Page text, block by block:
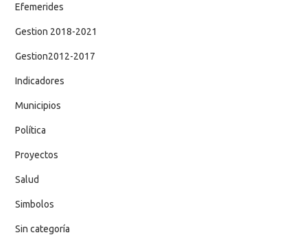
Efemerides
Gestion 2018-2021
Gestion2012-2017
Indicadores
Municipios
Política
Proyectos
Salud
Simbolos
Sin categoría